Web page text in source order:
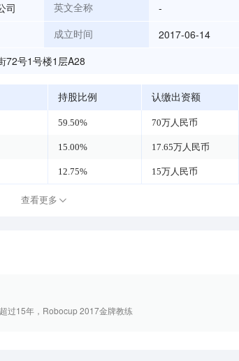
司 英文全称 -
成立时间 2017-06-14
72号1号楼1层A28
持股比例 认缴出资额
59.50% 70万人民币
15.00% 17.65万人民币
12.75% 15万人民币
查看更多
过15年，Robocup 2017金牌教练